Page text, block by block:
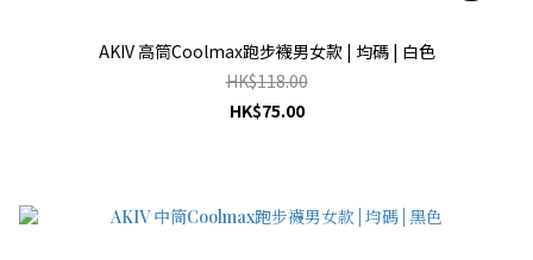
AKIV 高筒Coolmax跑步襪男女款 | 均碼 | 白色
HK$118.00
HK$75.00